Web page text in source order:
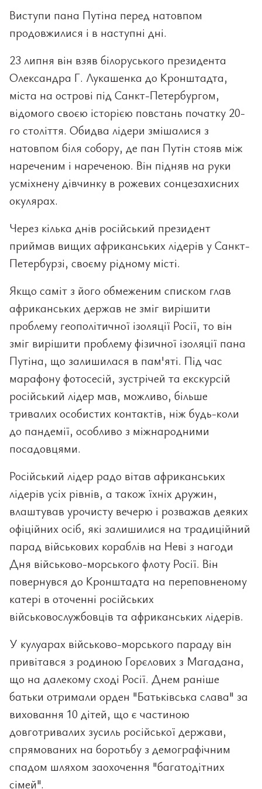
Виступи пана Путіна перед натовпом
продовжилися і в наступні дні.
23 липня він взяв білоруського президента
Олександра Г. Лукашенка до Кронштадта,
міста на острові під Санкт-Петербургом,
відомого своєю історією повстань початку 20-
го століття. Обидва лідери змішалися з
натовпом біля собору, де пан Путін стояв між
нареченим і нареченою. Він підняв на руки
усміхнену дівчинку в рожевих сонцезахисних
окулярах.
Через кілька днів російський президент
приймав вищих африканських лідерів у Санкт-
Петербурзі, своєму рідному місті.
Якщо саміт з його обмеженим списком глав
африканських держав не зміг вирішити
проблему геополітичної ізоляції Росії, то він
зміг вирішити проблему фізичної ізоляції пана
Путіна, що залишилася в пам'яті. Під час
марафону фотосесій, зустрічей та екскурсій
російський лідер мав, можливо, більше
тривалих особистих контактів, ніж будь-коли
до пандемії, особливо з міжнародними
посадовцями.
Російський лідер радо вітав африканських
лідерів усіх рівнів, а також їхніх дружин,
влаштував урочисту вечерю і розважав деяких
офіційних осіб, які залишилися на традиційний
парад військових кораблів на Неві з нагоди
Дня військово-морського флоту Росії. Він
повернувся до Кронштадта на переповненому
катері в оточенні російських
військовослужбовців та африканських лідерів.
У кулуарах військово-морського параду він
привітався з родиною Горєлових з Магадана,
що на далекому сході Росії. Днем раніше
батьки отримали орден "Батьківська слава" за
виховання 10 дітей, що є частиною
довготривалих зусиль російської держави,
спрямованих на боротьбу з демографічним
спадом шляхом заохочення "багатодітних
сімей".